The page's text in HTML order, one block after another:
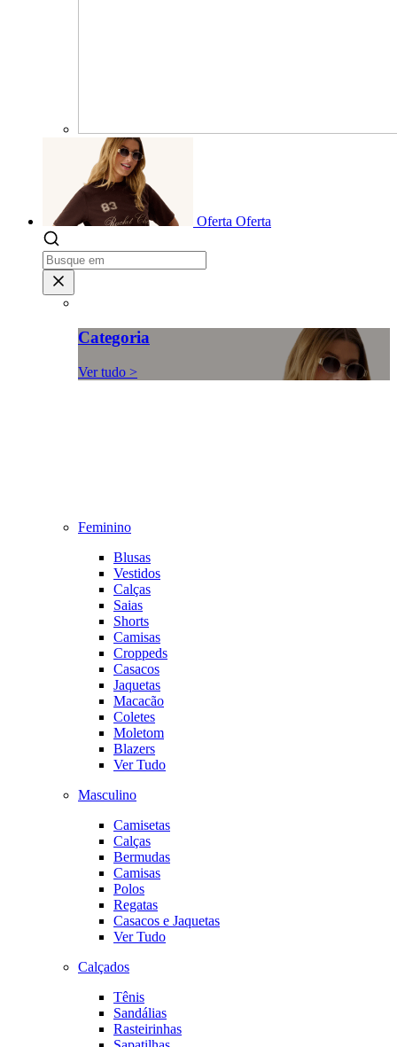
Oferta Oferta
Categoria
Ver tudo >
Feminino
Blusas
Vestidos
Calças
Saias
Shorts
Camisas
Croppeds
Casacos
Jaquetas
Macacão
Coletes
Moletom
Blazers
Ver Tudo
Masculino
Camisetas
Calças
Bermudas
Camisas
Polos
Regatas
Casacos e Jaquetas
Ver Tudo
Calçados
Tênis
Sandálias
Rasteirinhas